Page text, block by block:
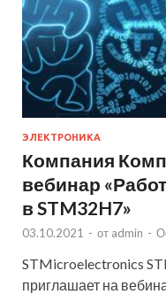
ЭЛЕКТРОНИКА
Компания
вебинар
в STM32H7»
03.10.2021 - от admin -
STMicroelectronics
приглашает на